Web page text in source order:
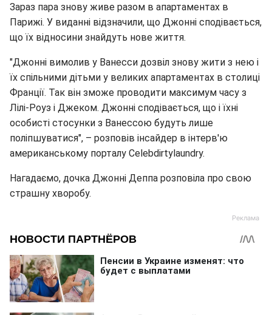
Зараз пара знову живе разом в апартаментах в
Парижі. У виданні відзначили, що Джонні сподівається,
що їх відносини знайдуть нове життя.
"Джонні вимолив у Ванесси дозвіл знову жити з нею і
їх спільними дітьми у великих апартаментах в столиці
Франції. Так він зможе проводити максимум часу з
Лілі-Роуз і Джеком. Джонні сподівається, що і їхні
особисті стосунки з Ванессою будуть лише
поліпшуватися", – розповів інсайдер в інтерв'ю
американському порталу Celebdirtylaundry.
Нагадаємо, дочка Джонні Деппа розповіла про свою
страшну хворобу.